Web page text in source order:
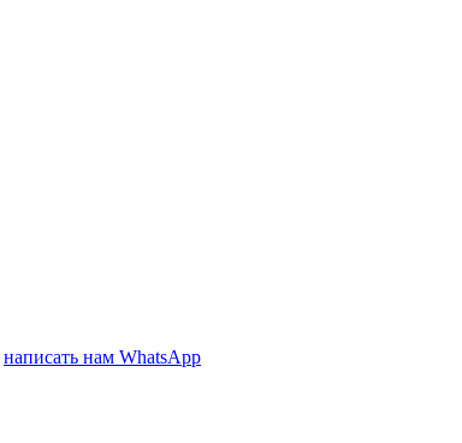
написать нам WhatsApp